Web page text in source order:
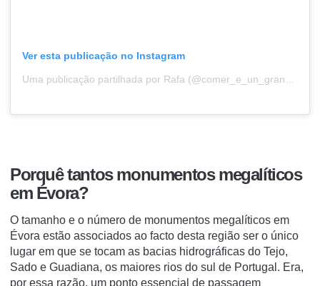
Ver esta publicação no Instagram
Uma publicação partilhada por Rafa (@comer_e_un_gran_pracer)
Porquê tantos monumentos megalíticos
em Évora?
O tamanho e o número de monumentos megalíticos em
Évora estão associados ao facto desta região ser o único
lugar em que se tocam as bacias hidrográficas do Tejo,
Sado e Guadiana, os maiores rios do sul de Portugal. Era,
por essa razão, um ponto essencial de passagem